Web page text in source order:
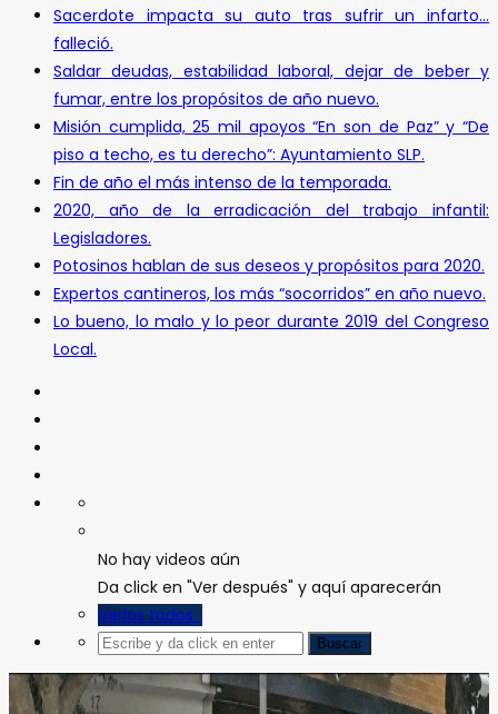
Sacerdote impacta su auto tras sufrir un infarto…
falleció.
Saldar deudas, estabilidad laboral, dejar de beber y
fumar, entre los propósitos de año nuevo.
Misión cumplida, 25 mil apoyos “En son de Paz” y “De
piso a techo, es tu derecho”: Ayuntamiento SLP.
Fin de año el más intenso de la temporada.
2020, año de la erradicación del trabajo infantil:
Legisladores.
Potosinos hablan de sus deseos y propósitos para 2020.
Expertos cantineros, los más “socorridos” en año nuevo.
Lo bueno, lo malo y lo peor durante 2019 del Congreso
Local.
No hay videos aún
Da click en "Ver después" y aquí aparecerán
Verlos todos